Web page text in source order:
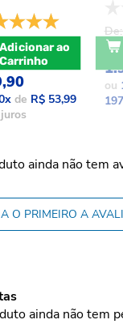
741,17
R$
xde R$ 53,99
Carrinho
De:
ou
ainda não tem
O PRIMEIRO A
ainda não tem